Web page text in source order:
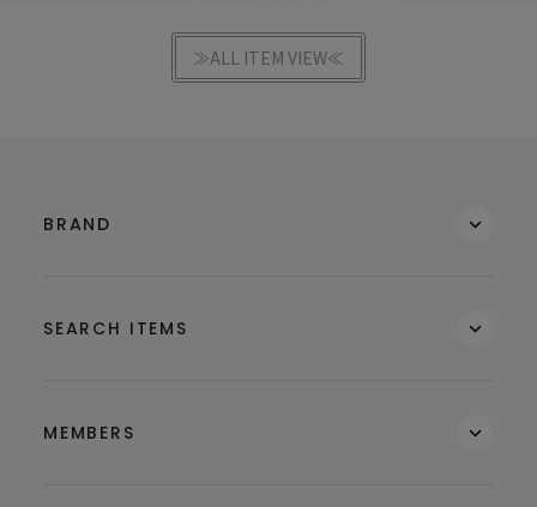
≫ALL ITEM VIEW≪
BRAND
SEARCH ITEMS
MEMBERS